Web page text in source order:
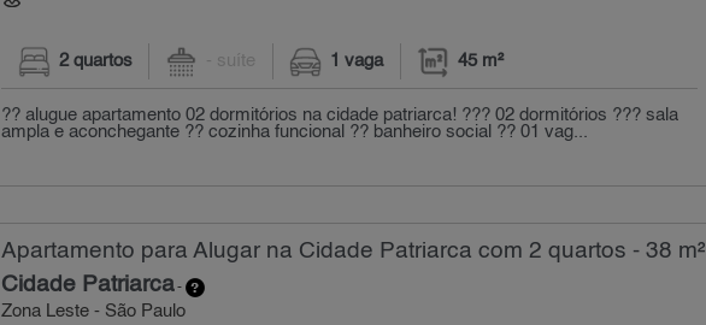
2 quartos - suíte 1 vaga 45 m²
?? alugue apartamento 02 dormitórios na cidade patriarca! ??? 02 dormitórios ??? sala
ampla e aconchegante ?? cozinha funcional ?? banheiro social ?? 01 vag...
Apartamento para Alugar na Cidade Patriarca com 2 quartos - 38 m²
Cidade Patriarca-
Zona Leste - São Paulo